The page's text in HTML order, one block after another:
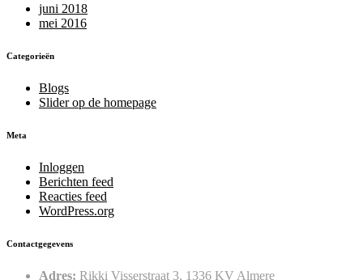
juni 2018
mei 2016
Categorieën
Blogs
Slider op de homepage
Meta
Inloggen
Berichten feed
Reacties feed
WordPress.org
Contactgegevens
Adres: Rikki Visserstraat 3, 1336 KV Almere